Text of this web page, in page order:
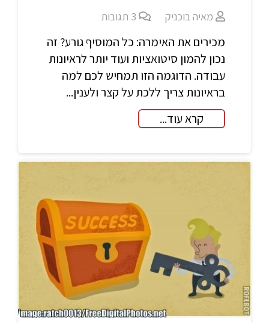
מאיה בוכניק 3 תגובות
מכירים את האימרה: כל המוסיף גורע? זה
נכון להמון סיטואציות ועוד יותר לראיונות
עבודה. הדוגמה הזו תמחיש לכם למה
בראיונות צריך ללכת על קצר ולענין...
קרא עוד...